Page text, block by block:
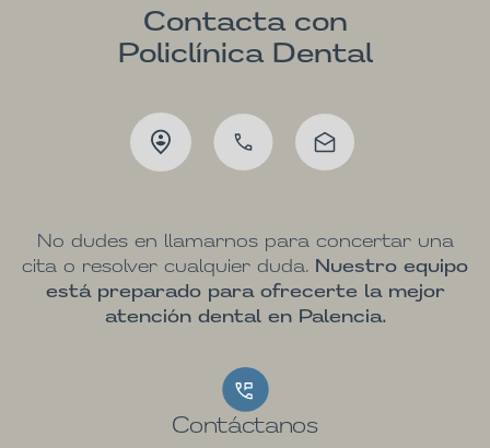
Contacta con
Policlínica Dental
No dudes en llamarnos para concertar una
cita o resolver cualquier duda. Nuestro equipo
está preparado para ofrecerte la mejor
atención dental en Palencia.
Contáctanos